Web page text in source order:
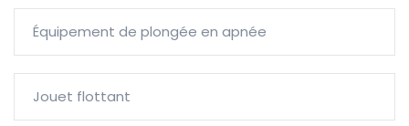
Équipement de plongée en apnée
Jouet flottant